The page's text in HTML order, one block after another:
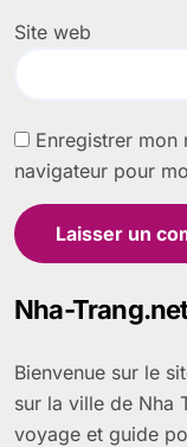
Site web
Enregistrer mon
navigateur pour
Nha-
Bienvenue sur le
sur la ville de Nha
voyage et guide